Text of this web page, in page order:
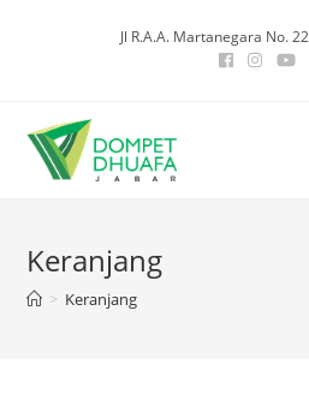
Jl R.A.A. Martanegara No.
Keranjang
> Keranjang